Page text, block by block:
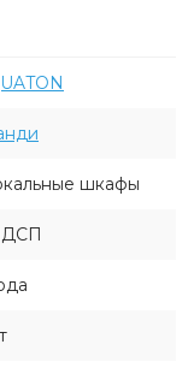
шкафы